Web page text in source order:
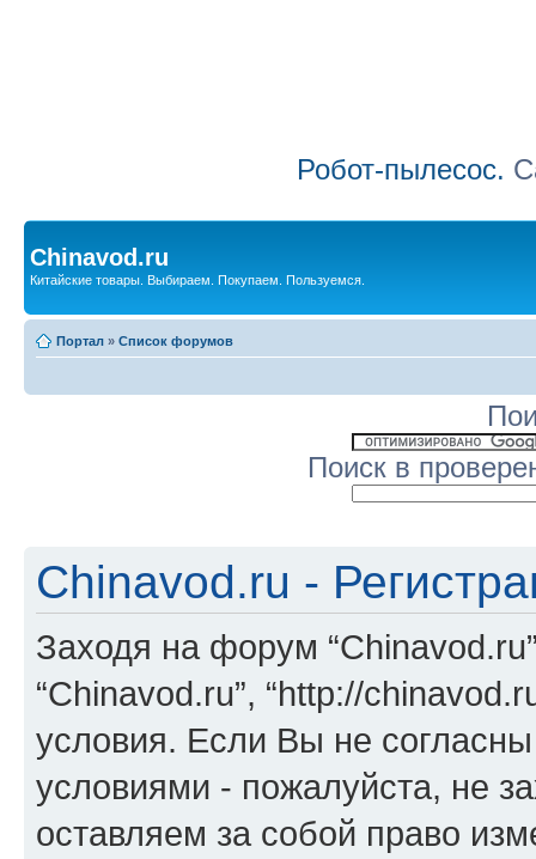
Робот-пылесос.
Chinavod.ru
Китайские товары. Выбираем. Покупаем. Пользуемся.
Портал » Список форумов
Поиск в
Chinavod.ru -
Заходя на форум
“Chinavod.ru”, “http://
условия. Если Вы не
условиями - пожалуйста, не
оставляем за собой право